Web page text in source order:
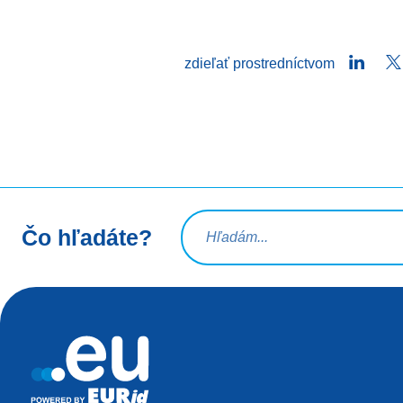
zdieľať prostredníctvom
Čo hľadáte?
Vyhľadávacia požiadavka